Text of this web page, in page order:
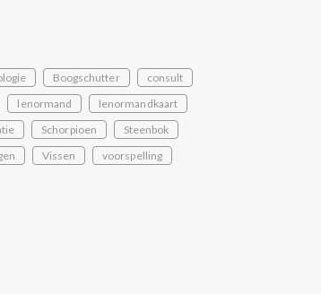
Boogschutter
consult
lenormand
lenormandkaart
Schorpioen
Steenbok
Vissen
voorspelling